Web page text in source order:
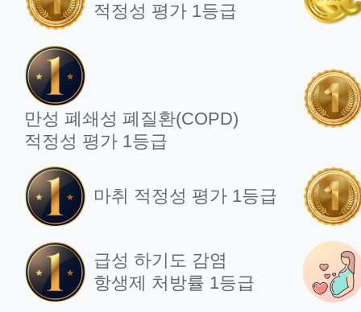
출생아수 8월에도 반등…
합계 출산율 역대 최저
벗어날까
2024.11.27
저
언론보도
환자경험평가
경기북부1위 (경기도
언
미
적정성 평가 1등급
만성 폐쇄성 폐질환(COPD)
적정성 평가 1등급
마취 적정성 평가 1등급
급성 하기도 감염
항생제 처방률 1등급